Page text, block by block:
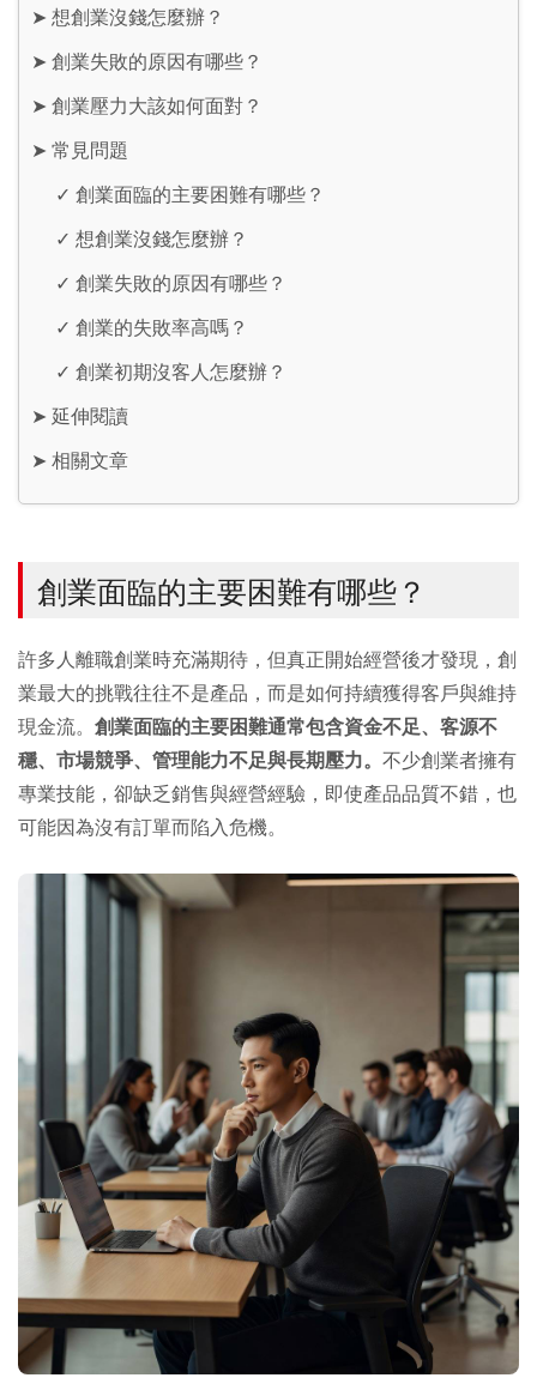
➤ 想創業沒錢怎麼辦？
➤ 創業失敗的原因有哪些？
➤ 創業壓力大該如何面對？
➤ 常見問題
✓ 創業面臨的主要困難有哪些？
✓ 想創業沒錢怎麼辦？
✓ 創業失敗的原因有哪些？
✓ 創業的失敗率高嗎？
✓ 創業初期沒客人怎麼辦？
➤ 延伸閱讀
➤ 相關文章
創業面臨的主要困難有哪些？
許多人離職創業時充滿期待，但真正開始經營後才發現，創
業最大的挑戰往往不是產品，而是如何持續獲得客戶與維持
現金流。 創業面臨的主要困難通常包含資金不足、客源不
穩、市場競爭、管理能力不足與長期壓力。 不少創業者擁有
專業技能，卻缺乏銷售與經營經驗，即使產品品質不錯，也
可能因為沒有訂單而陷入危機。